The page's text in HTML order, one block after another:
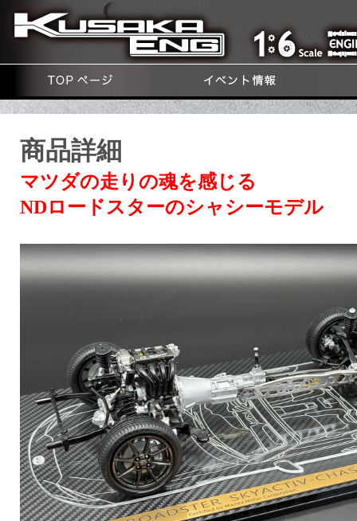
商品詳細
マツダの走りの魂を感じる
NDロードスターのシャシーモデル